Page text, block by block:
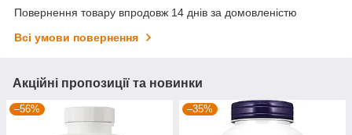
Повернення товару впродовж 14 днів за домовленістю
Всі умови повернення
Акційні пропозиції та новинки
–56% –35%